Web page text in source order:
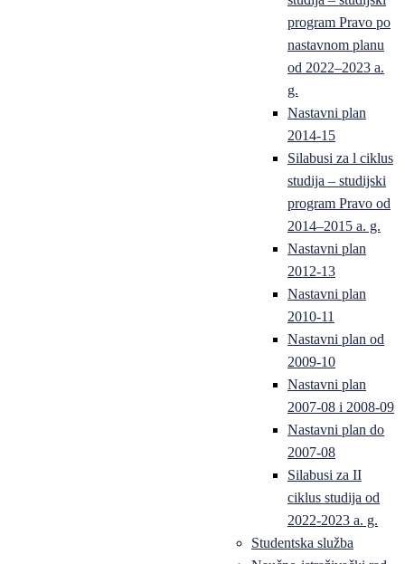
program Pravo po
nastavnom planu
od 2022–2023 a.
g.
Nastavni plan
2014-15
Silabusi za l ciklus
studija – studijski
program Pravo od
2014–2015 a. g.
Nastavni plan
2012-13
Nastavni plan
2010-11
Nastavni plan od
2009-10
Nastavni plan
2007-08 i 2008-09
Nastavni plan do
2007-08
Silabusi za II
ciklus studija od
2022-2023 a. g.
Studentska služba